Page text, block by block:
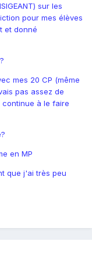
sur les
pour mes élèves
et donné
mes 20 CP (même
pas assez de
à le faire
en MP
que j'ai très peu